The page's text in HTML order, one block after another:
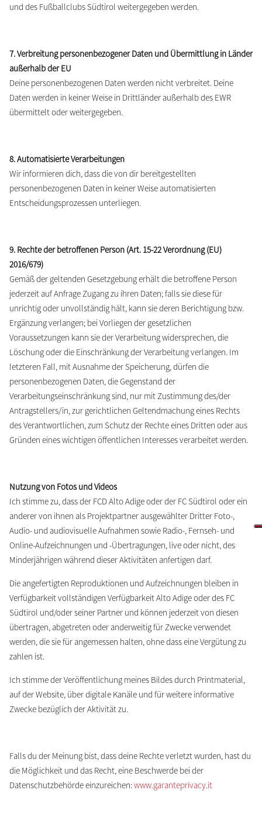
und des Fußballclubs Südtirol weitergegeben werden.
7. Verbreitung personenbezogener Daten und Übermittlung in Länder
außerhalb der EU
Deine personenbezogenen Daten werden nicht verbreitet. Deine
Daten werden in keiner Weise in Drittländer außerhalb des EWR
übermittelt oder weitergegeben.
8. Automatisierte Verarbeitungen
Wir informieren dich, dass die von dir bereitgestellten
personenbezogenen Daten in keiner Weise automatisierten
Entscheidungsprozessen unterliegen.
9. Rechte der betroffenen Person (Art. 15-22 Verordnung (EU)
2016/679)
Gemäß der geltenden Gesetzgebung erhält die betroffene Person
jederzeit auf Anfrage Zugang zu ihren Daten; falls sie diese für
unrichtig oder unvollständig hält, kann sie deren Berichtigung bzw.
Ergänzung verlangen; bei Vorliegen der gesetzlichen
Voraussetzungen kann sie der Verarbeitung widersprechen, die
Löschung oder die Einschränkung der Verarbeitung verlangen. Im
letzteren Fall, mit Ausnahme der Speicherung, dürfen die
personenbezogenen Daten, die Gegenstand der
Verarbeitungseinschränkung sind, nur mit Zustimmung des/der
Antragstellers/in, zur gerichtlichen Geltendmachung eines Rechts
des Verantwortlichen, zum Schutz der Rechte eines Dritten oder aus
Gründen eines wichtigen öffentlichen Interesses verarbeitet werden.
Nutzung von Fotos und Videos
Ich stimme zu, dass der FCD Alto Adige oder der FC Südtirol oder ein
anderer von ihnen als Projektpartner ausgewählter Dritter Foto-,
Audio- und audiovisuelle Aufnahmen sowie Radio-, Fernseh- und
Online-Aufzeichnungen und -Übertragungen, live oder nicht, des
Minderjährigen während dieser Aktivitäten anfertigen darf.
Die angefertigten Reproduktionen und Aufzeichnungen bleiben in
Verfügbarkeit vollständigen Verfügbarkeit Alto Adige oder des FC
Südtirol und/oder seiner Partner und können jederzeit von diesen
übertragen, abgetreten oder anderweitig für Zwecke verwendet
werden, die sie für angemessen halten, ohne dass eine Vergütung zu
zahlen ist.
Ich stimme der Veröffentlichung meines Bildes durch Printmaterial,
auf der Website, über digitale Kanäle und für weitere informative
Zwecke bezüglich der Aktivität zu.
Falls du der Meinung bist, dass deine Rechte verletzt wurden, hast du
die Möglichkeit und das Recht, eine Beschwerde bei der
Datenschutzbehörde einzureichen:www.garanteprivacy.it